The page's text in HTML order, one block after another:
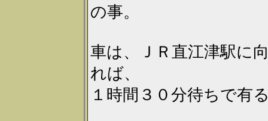
の事。
車は、ＪＲ直江津駅に
れば、
１時間３０分待ちで有